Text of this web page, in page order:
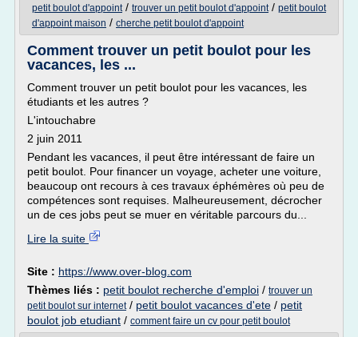
petit boulot d'appoint/ trouver un petit boulot d'appoint/ petit boulot
d'appoint maison / cherche petit boulot d'appoint
Comment trouver un petit boulot pour les
vacances, les ...
Comment trouver un petit boulot pour les vacances, les
étudiants et les autres ?
L'intouchabre
2 juin 2011
Pendant les vacances, il peut être intéressant de faire un
petit boulot. Pour financer un voyage, acheter une voiture,
beaucoup ont recours à ces travaux éphémères où peu de
compétences sont requises. Malheureusement, décrocher
un de ces jobs peut se muer en véritable parcours du...
Lire la suite
Site : https://www.over-blog.com
Thèmes liés : petit boulot recherche d'emploi / trouver un
petit boulot sur internet/ petit boulot vacances d'ete / petit
boulot job etudiant / comment faire un cv pour petit boulot